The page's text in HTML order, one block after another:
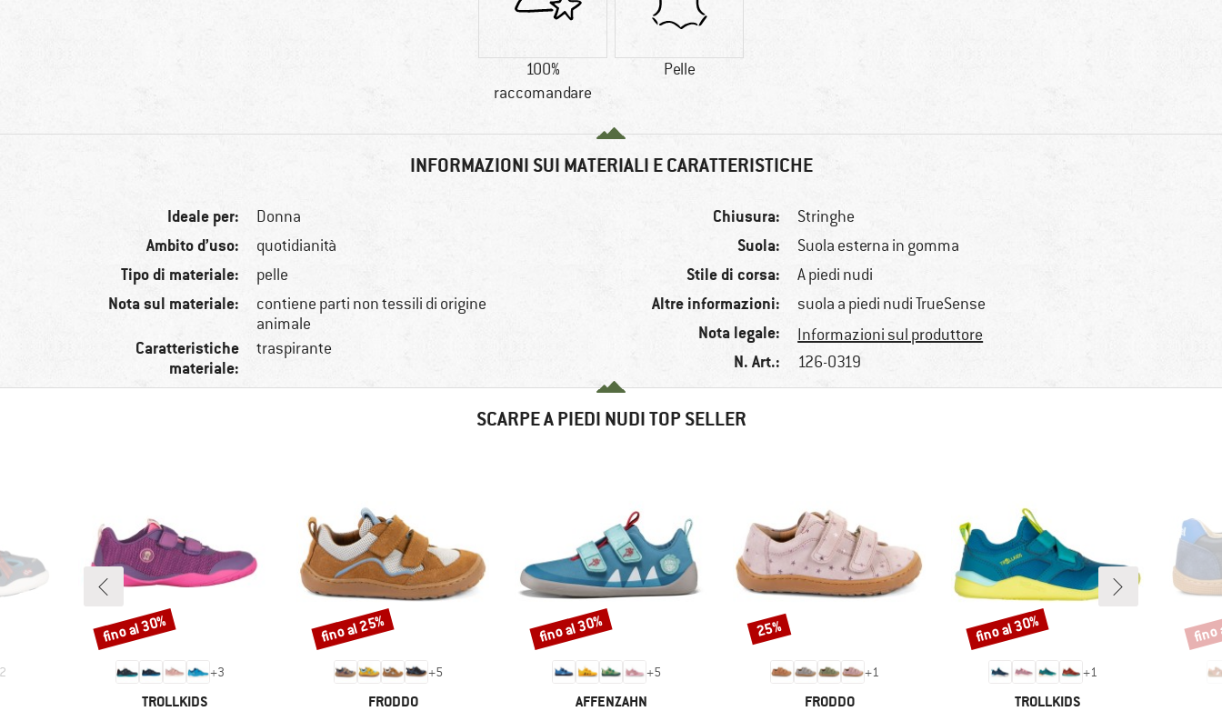
100%
raccomandare
Pelle
INFORMAZIONI SUI MATERIALI E CARATTERISTICHE
Ideale per: Donna
Ambito d’uso: quotidianità
Tipo di materiale: pelle
Nota sul materiale:
contiene parti non tessili di origine
animale
Caratteristiche
materiale:
traspirante
Chiusura: Stringhe
Suola: Suola esterna in gomma
Stile di corsa: A piedi nudi
Altre informazioni: suola a piedi nudi TrueSense
Nota legale: Informazioni sul produttore
N. Art.: 126-0319
SCARPE A PIEDI NUDI TOP SELLER
2 +3
MARCHIO
TROLLKIDS
Sconto
fino al 30%
+5
MARCHIO
FRODDO
Sconto
fino al 25%
+5
MARCHIO
AFFENZAHN
Sconto
fino al 30%
+1
MARCHIO
FRODDO
Sconto
25%
+1
MARCHIO
TROLLKIDS
Sconto
fino al 30% fino